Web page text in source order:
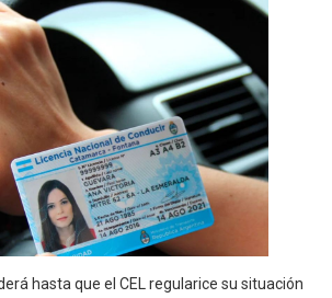
hasta que el CEL regularice su situación